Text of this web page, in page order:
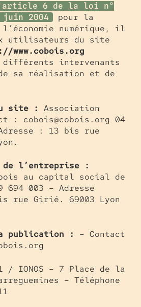
6 de la loi n°
juin 2004 pour la
l’économie numérique, il
utilisateurs du site
www.cobois.org
intervenants
sa réalisation et de
site : Association
: cobois@cobois.org 04
: 13 bis rue
l’entreprise :
au capital social de
694 003 – Adresse
rue Girié. 69003 Lyon
publication : – Contact
/ IONOS – 7 Place de la
– Téléphone